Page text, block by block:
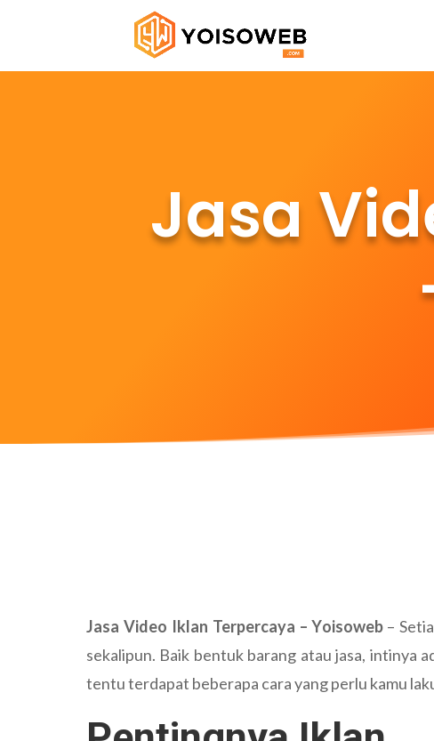
Jasa
Jasa Video Iklan Terpercaya – Yoisoweb–
sekalipun. Baik bentuk barang atau jasa, intinya
tentu terdapat beberapa cara yang perlu kamu